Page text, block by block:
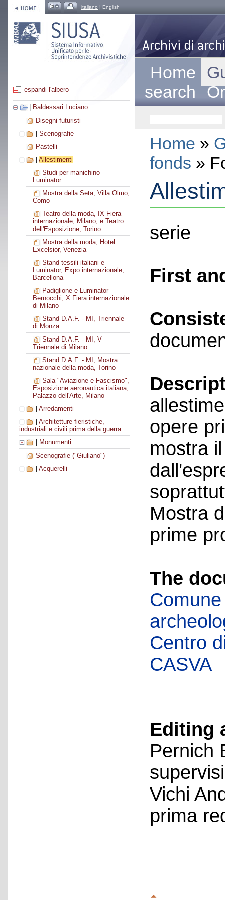
italiano | English
espandi l'albero
Baldessari Luciano
Disegni futuristi
Scenografie
Pastelli
Allestimenti
Studi per manichino
Luminator
Mostra della Seta, Villa Olmo,
Como
Teatro della moda, IX Fiera
internazionale, Milano, e Teatro
dell'Esposizione, Torino
Mostra della moda, Hotel
Excelsior, Venezia
Stand tessili italiani e
Luminator, Expo internazionale,
Barcellona
Padiglione e Luminator
Bernocchi, X Fiera internazionale
di Milano
Stand D.A.F. - MI, Triennale
di Monza
Stand D.A.F. - MI, V
Triennale di Milano
Stand D.A.F. - MI, Mostra
nazionale della moda, Torino
Sala "Aviazione e Fascismo",
Esposizione aeronautica italiana,
Palazzo dell'Arte, Milano
Arredamenti
Architetture fieristiche,
industriali e civili prima della guerra
Monumenti
Scenografie ("Giuliano")
Acquerelli
Home
search
Home »
fonds »
serie
First
opere
mostra
Mostra
prime
The
Centro
CASVA
Editing
Pernich
Vichi
prima